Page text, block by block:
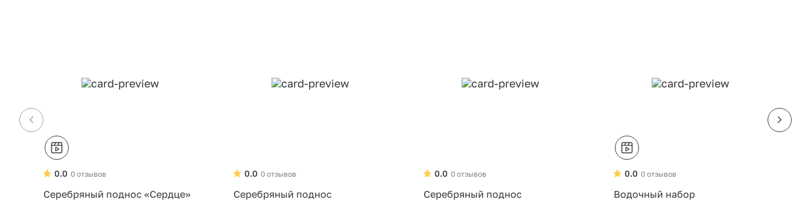
0 отзывов
0.0
Серебряный поднос «Сердце»
0 отзывов
0.0
Серебряный поднос
0 отзывов
0.0
Серебряный поднос
0 отзывов
0.0
Водочный набор